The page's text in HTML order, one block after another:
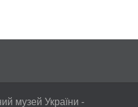
музей України -